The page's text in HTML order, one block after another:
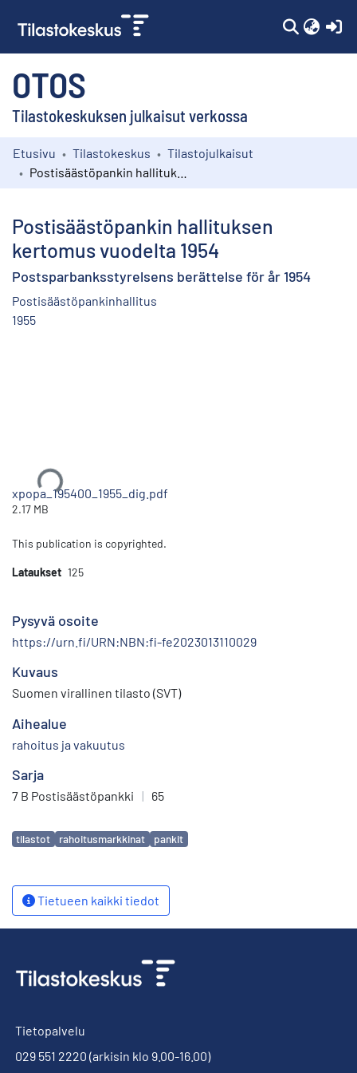
OTOS
Tilastokeskuksen julkaisut verkossa
Kokoelmat
Etusivu Tilastokeskus
Tilastojulkaisut
Postisäästöpankin hallituksen
kertomus vuodelta 1954
Postsparbanksstyrelsens berättelse för år 1954
Postisäästöpankinhallitus
1955
Ladataan...
xpopa_195400_1955_dig.pdf
2.17 MB
This publication is copyrighted.
Lataukset 125
Pysyvä osoite
https://urn.fi/URN:NBN:fi-fe2023013110029
Kuvaus
Suomen virallinen tilasto (SVT)
Aihealue
rahoitus ja vakuutus
Sarja
7 B Postisäästöpankki | 65
Avainsanat
tilastot rahoitusmarkkinat pankit
Tietueen kaikki tiedot
Tietopalvelu
029 551 2220 (arkisin klo 9.00-16.00)